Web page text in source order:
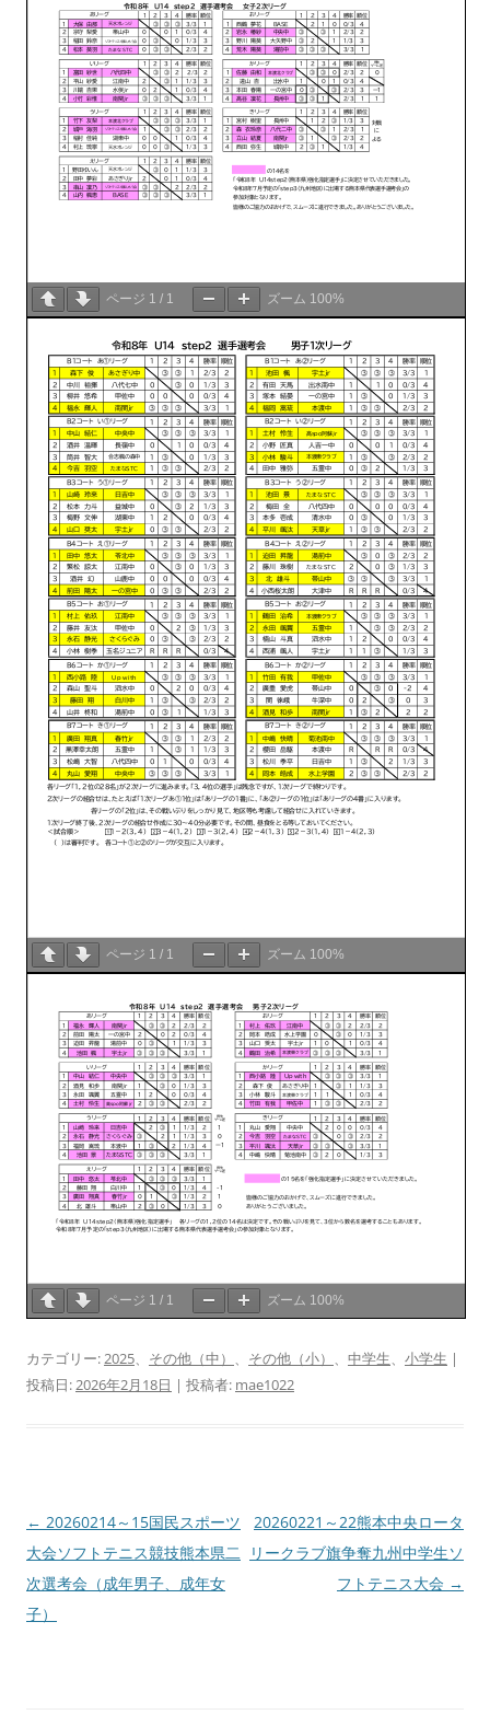
ページ 1 / 1 ズーム 100%
ページ 1 / 1 ズーム 100%
ページ 1 / 1 ズーム 100%
カテゴリー:2025、 その他（中） 、 その他（小） 、 中学生、 小学生 |
投稿日:2026年2月18日 | 投稿者: mae1022
投
稿
ナ
ビ
← 20260214～15国民スポーツ
大会ソフトテニス競技熊本県二
次選考会（成年男子、成年女
子）
20260221～22熊本中央ロータ
リークラブ旗争奪九州中学生ソ
フトテニス大会 →